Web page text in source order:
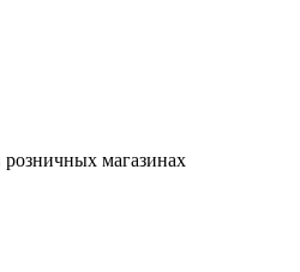
розничных магазинах